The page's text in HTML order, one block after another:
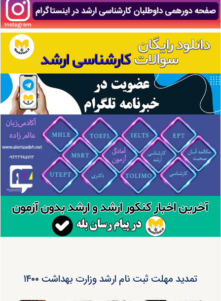
تمدید مهلت ثبت نام ارشد وزارت بهداشت ۱۴۰۰